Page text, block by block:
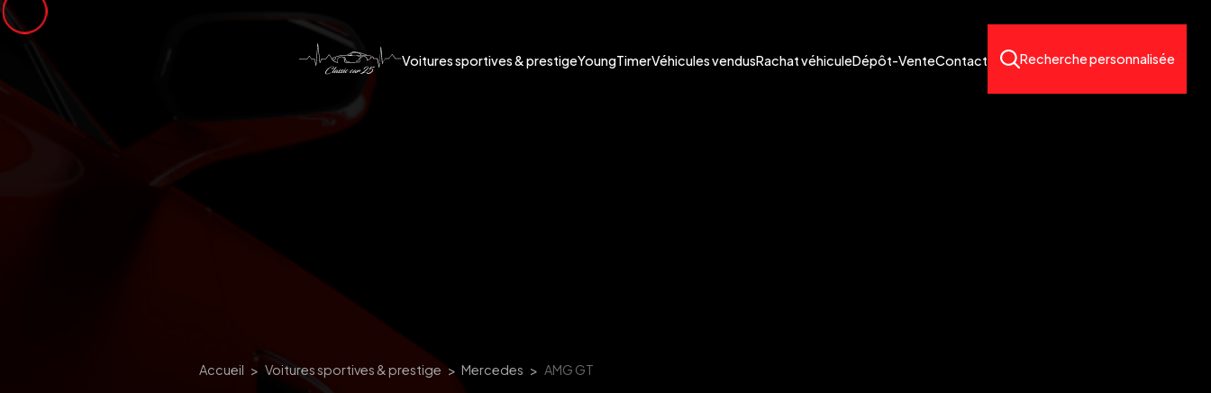
Voitures sportives & prestigeYoungTimerVéhicules vendusRachat véhiculeDépôt-VenteContact Recherche personnalisée
Accueil Voitures sportives & prestige Mercedes AMG GT
Panneau de gestion des cookies